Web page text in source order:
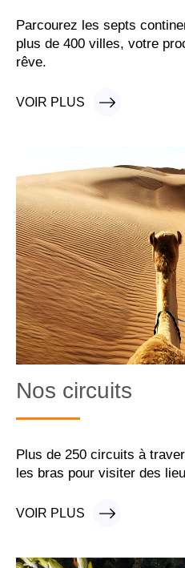
Parcourez les septs
plus de 400 villes, votre
rêve.
VOIR PLUS
Nos circuits
Plus de 250 circuits à
les bras pour visiter des
VOIR PLUS